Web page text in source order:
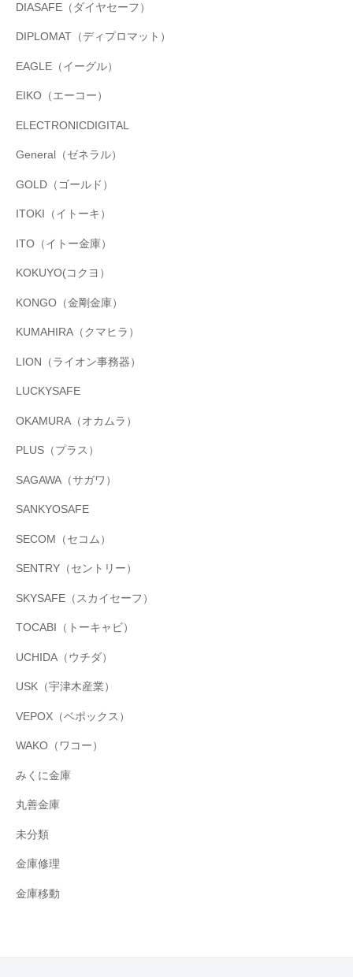
DIASAFE（ダイヤセーフ）
DIPLOMAT（ディプロマット）
EAGLE（イーグル）
EIKO（エーコー）
ELECTRONICDIGITAL
General（ゼネラル）
GOLD（ゴールド）
ITOKI（イトーキ）
ITO（イトー金庫）
KOKUYO(コクヨ）
KONGO（金剛金庫）
KUMAHIRA（クマヒラ）
LION（ライオン事務器）
LUCKYSAFE
OKAMURA（オカムラ）
PLUS（プラス）
SAGAWA（サガワ）
SANKYOSAFE
SECOM（セコム）
SENTRY（セントリー）
SKYSAFE（スカイセーフ）
TOCABI（トーキャビ）
UCHIDA（ウチダ）
USK（宇津木産業）
VEPOX（ベポックス）
WAKO（ワコー）
みくに金庫
丸善金庫
未分類
金庫修理
金庫移動